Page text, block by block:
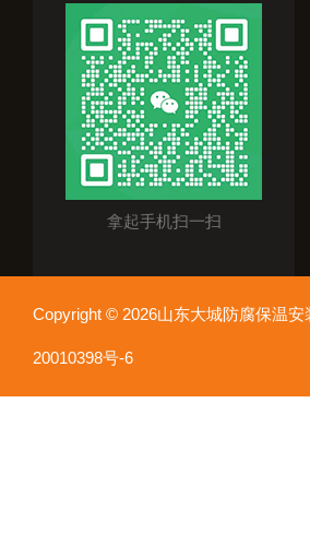
拿起手机扫一扫
Copyright © 2026山东大城防腐保温
20010398号-6